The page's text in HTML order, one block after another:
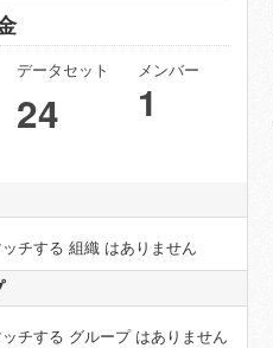
データセット
24
メンバー
1
チする 組織 はありません
チする グループ はありません